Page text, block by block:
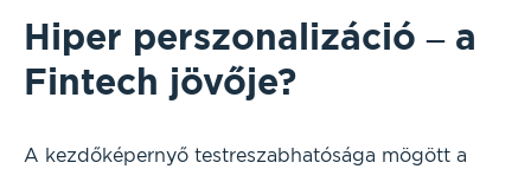
Hiper perszonalizáció – a
Fintech jövője?
A kezdőképernyő testreszabhatósága mögött a